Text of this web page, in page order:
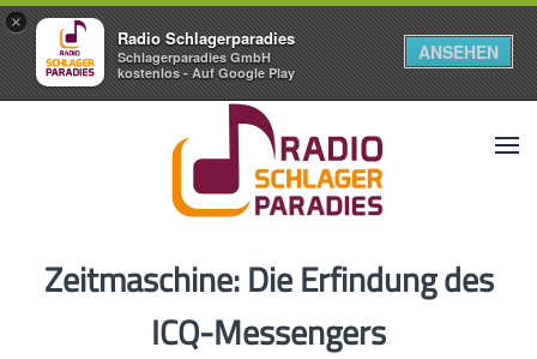
×
Radio Schlagerparadies
Schlagerparadies GmbH
kostenlos - Auf Google Play
ANSEHEN
Zeitmaschine: Die Erfindung des
ICQ-Messengers